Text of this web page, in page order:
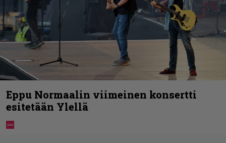
Eppu Normaalin viimeinen konsertti
esitetään Ylellä